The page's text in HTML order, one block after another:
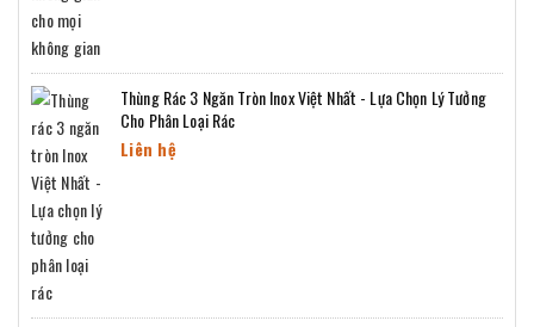
Thùng Rác 3 Ngăn Tròn Inox Việt Nhất - Lựa Chọn Lý Tưởng
Cho Phân Loại Rác
Liên hệ